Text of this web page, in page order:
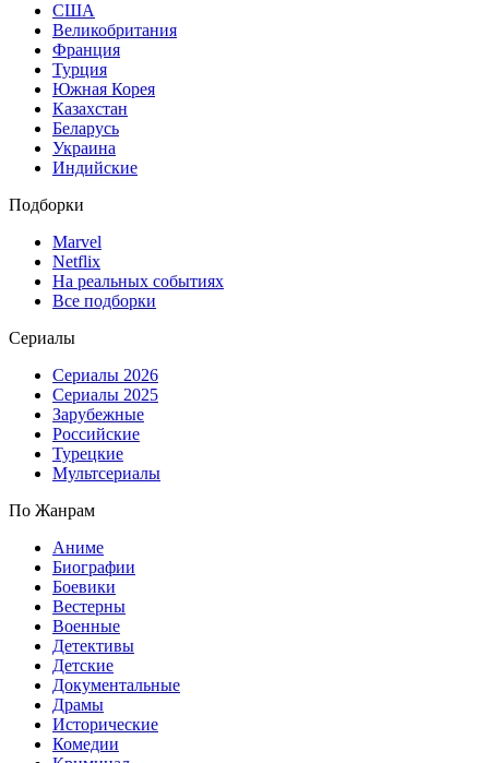
США
Великобритания
Франция
Турция
Южная Корея
Казахстан
Беларусь
Украина
Индийские
Подборки
Marvel
Netflix
На реальных событиях
Все подборки
Сериалы
Сериалы 2026
Сериалы 2025
Зарубежные
Российские
Турецкие
Мультсериалы
По Жанрам
Аниме
Биографии
Боевики
Вестерны
Военные
Детективы
Детские
Документальные
Драмы
Исторические
Комедии